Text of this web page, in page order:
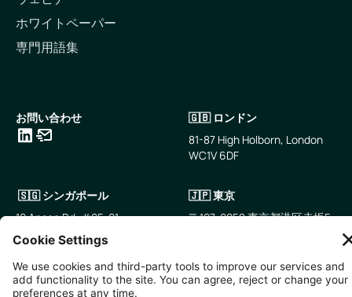
ホワイトペーパー
専門用語集
お問い合わせ
🇬🇧 ロンドン
81-87 High Holborn, London
WC1V 6DF
🇸🇬 シンガポール
10 Anson Rd, #05-01,
International Plaza Singapore
079903
🇯🇵 東京
〒107-0052 東京都港区赤坂5